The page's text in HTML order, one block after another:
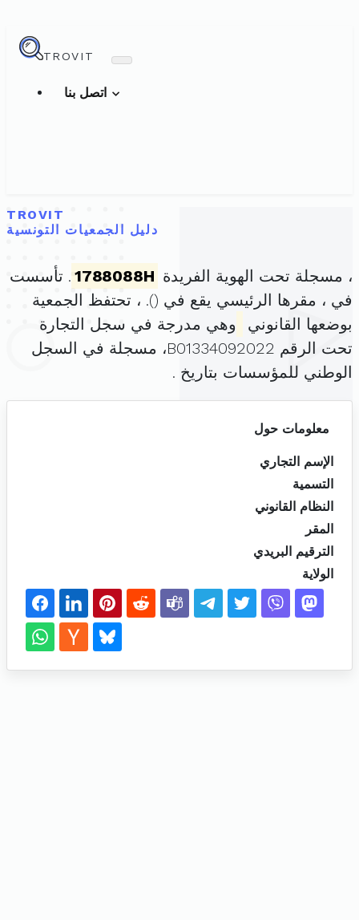
TROVIT
TROVIT
دليل الجمعيات التونسية
، مسجلة تحت الهوية الفريدة 1788088H . تأسست
في ، مقرها الرئيسي يقع في (). ، تحتفظ الجمعية
بوضعها القانوني
وهي مدرجة في سجل التجارة
تحت الرقم B01334092022، مسجلة في السجل
الوطني للمؤسسات بتاريخ .
معلومات حول
الإسم التجاري
التسمية
النظام القانوني
المقر
الترقيم البريدي
الولاية